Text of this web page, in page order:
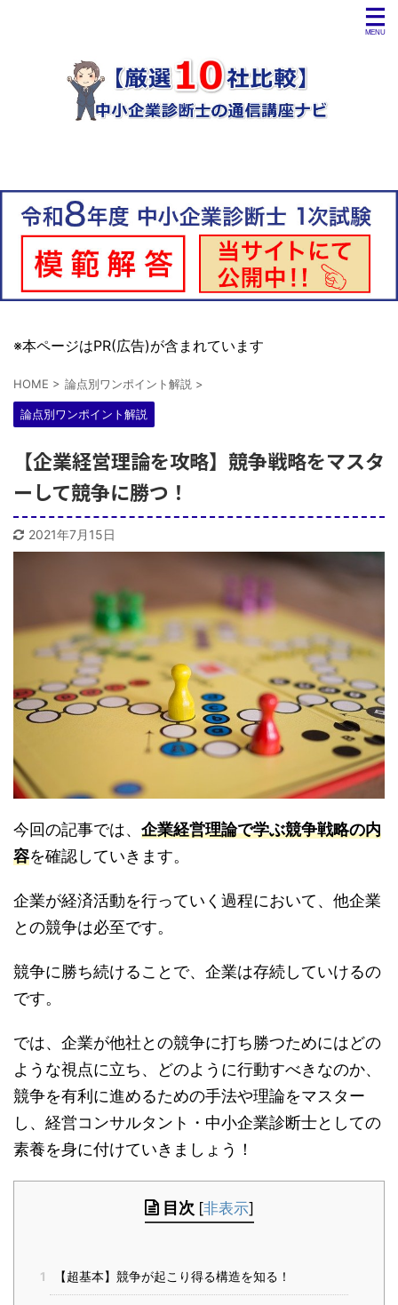
※本ページはPR(広告)が含まれています
HOME > 論点別ワンポイント解説 >
論点別ワンポイント解説
【企業経営理論を攻略】競争戦略をマスタ
ーして競争に勝つ！
2021年7月15日
今回の記事では、 企業経営理論で学ぶ競争戦略の内
容を確認していきます。
企業が経済活動を行っていく過程において、他企業
との競争は必至です。
競争に勝ち続けることで、企業は存続していけるの
です。
では、企業が他社との競争に打ち勝つためにはどの
ような視点に立ち、どのように行動すべきなのか、
競争を有利に進めるための手法や理論をマスター
し、経営コンサルタント・中小企業診断士としての
素養を身に付けていきましょう！
目次 [非表示]
1 【超基本】競争が起こり得る構造を知る！